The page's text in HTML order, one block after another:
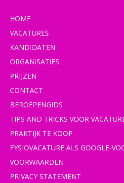
HOME
VACATURES
KANDIDATEN
ORGANISATIES
PRIJZEN
CONTACT
BEROEPENGIDS
TIPS AND TRICKS VOOR
PRAKTIJK TE KOOP
FYSIOVACATURE ALS GOOGLE-
VOORWAARDEN
PRIVACY STATEMENT